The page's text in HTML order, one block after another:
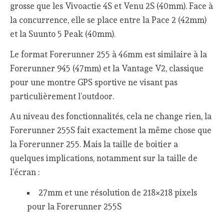
grosse que les Vivoactie 4S et Venu 2S (40mm). Face à
la concurrence, elle se place entre la Pace 2 (42mm)
et la Suunto 5 Peak (40mm).
Le format Forerunner 255 à 46mm est similaire à la
Forerunner 945 (47mm) et la Vantage V2, classique
pour une montre GPS sportive ne visant pas
particulièrement l’outdoor.
Au niveau des fonctionnalités, cela ne change rien, la
Forerunner 255S fait exactement la même chose que
la Forerunner 255. Mais la taille de boitier a
quelques implications, notamment sur la taille de
l’écran :
27mm et une résolution de 218×218 pixels
pour la Forerunner 255S